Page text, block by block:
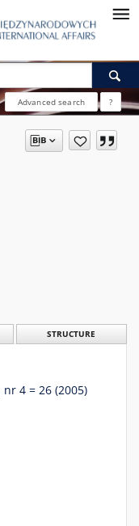
Advanced search ?
STRUCTURE
4 = 26 (2005)